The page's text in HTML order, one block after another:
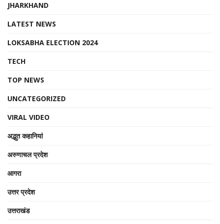
JHARKHAND
LATEST NEWS
LOKSABHA ELECTION 2024
TECH
TOP NEWS
UNCATEGORIZED
VIRAL VIDEO
अद्भुत कहानियां
अरुणाचल प्रदेश
आगरा
उत्तर प्रदेश
उत्तराखंड